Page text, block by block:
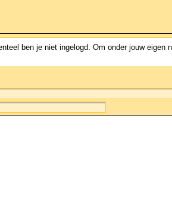
ben je niet ingelogd. Om onder jouw eigen